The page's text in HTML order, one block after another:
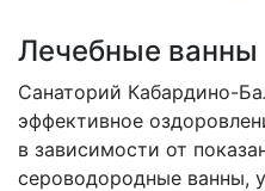
Лечебные ванны
Санаторий Кабардино-
эффективное
в зависимости от
сероводородные ванны,